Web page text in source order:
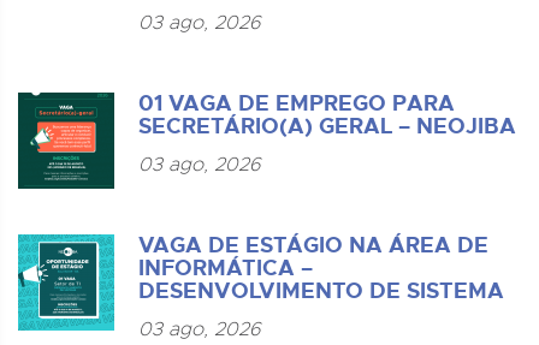
03 ago, 2026
01 VAGA DE EMPREGO PARA
SECRETÁRIO(A) GERAL – NEOJIBA
03 ago, 2026
VAGA DE ESTÁGIO NA ÁREA DE
INFORMÁTICA –
DESENVOLVIMENTO DE SISTEMA
03 ago, 2026